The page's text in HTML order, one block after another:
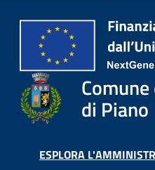
di Piano
ESPLORA